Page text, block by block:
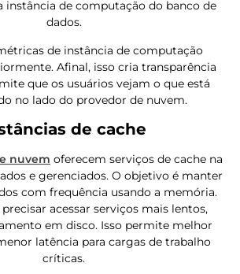
instância de computação do banco de
dados.
de instância de computação
Afinal, isso cria transparência
que os usuários vejam o que está
no lado do provedor de nuvem.
de cache
nuvem oferecem serviços de cache na
e gerenciados. O objetivo é manter
​​com frequência usando a memória.
acessar serviços mais lentos,
em disco. Isso permite melhor
latência para cargas de trabalho
críticas.